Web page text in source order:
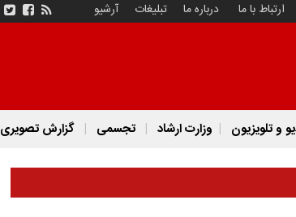
ارتباط با ما درباره ما تبلیغات آرشیو
و تلویزیون وزارت ارشاد تجسمی گزارش تصویری